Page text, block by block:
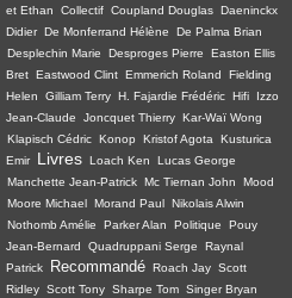
et Ethan
Collectif Coupland Douglas Daeninckx
Didier De Monferrand Hélène
De Palma Brian
Desplechin Marie
Desproges Pierre
Easton Ellis
Bret Eastwood Clint Emmerich Roland
Fielding
Helen
Gilliam Terry H. Fajardie Frédéric Hifi
Izzo
Jean-Claude
Joncquet Thierry Kar-Waï Wong
Klapisch Cédric Konop Kristof Agota
Kusturica
Emir
Livres Loach Ken
Lucas George
Manchette Jean-Patrick Mc Tiernan John
Mood
Moore Michael Morand Paul Nikolais Alwin
Nothomb Amélie
Parker Alan Politique
Pouy
Jean-Bernard
Quadruppani Serge
Raynal
Patrick
Recommandé Roach Jay Scott
Ridley Scott Tony Sharpe Tom Singer Bryan